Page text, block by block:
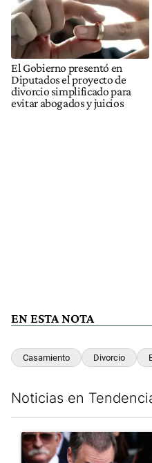
El Gobierno presentó en
Diputados el proyecto de
divorcio simplificado para
evitar abogados y juicios
EN ESTA NOTA
Casamiento Divorcio
Noticias en
Un artículo de tendencia